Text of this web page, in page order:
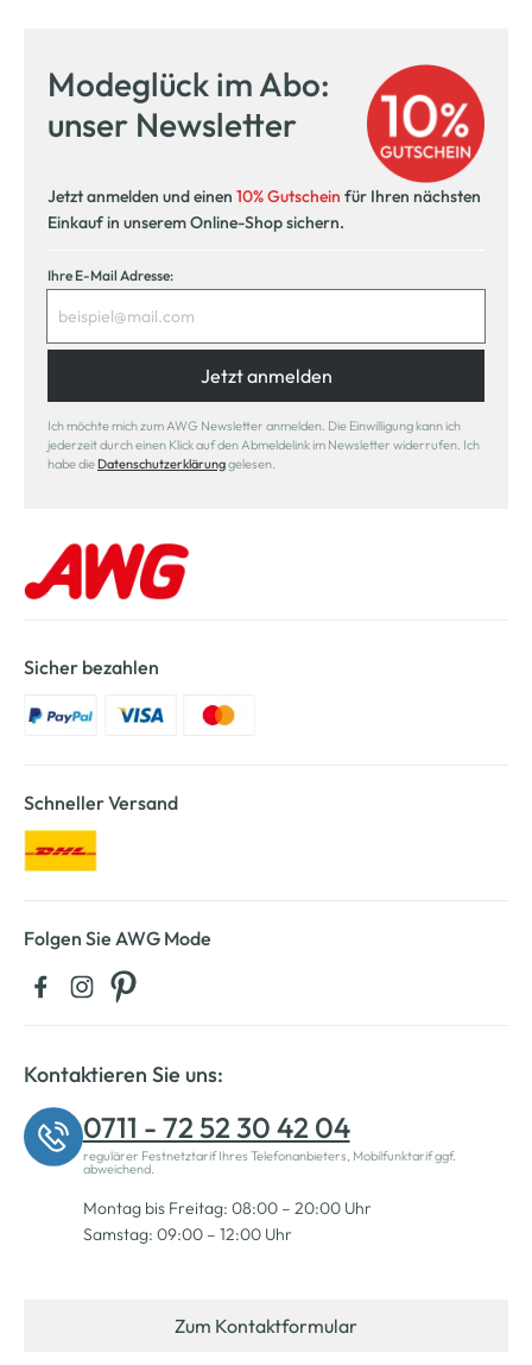
Modeglück im Abo:
unser Newsletter
Jetzt anmelden und einen 10% Gutschein für Ihren nächsten
Einkauf in unserem Online-Shop sichern.
Ihre E-Mail Adresse:
Jetzt anmelden
Ich möchte mich zum AWG Newsletter anmelden. Die Einwilligung kann ich
jederzeit durch einen Klick auf den Abmeldelink im Newsletter widerrufen. Ich
habe die Datenschutzerklärunggelesen.
Sicher bezahlen
Schneller Versand
Folgen Sie AWG Mode
Kontaktieren Sie uns:
0711 - 72 52 30 42 04
regulärer Festnetztarif Ihres Telefonanbieters, Mobilfunktarif ggf.
abweichend.
Montag bis Freitag: 08:00 – 20:00 Uhr
Samstag: 09:00 – 12:00 Uhr
Zum Kontaktformular